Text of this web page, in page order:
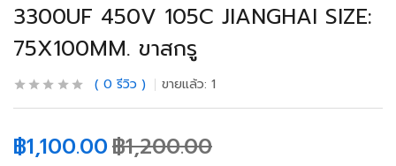
3300UF 450V 105C JIANGHAI SIZE:
75X100MM. ขาสกรู
0 รีวิว ขายแล้ว: 1
฿1,100.00฿1,200.00